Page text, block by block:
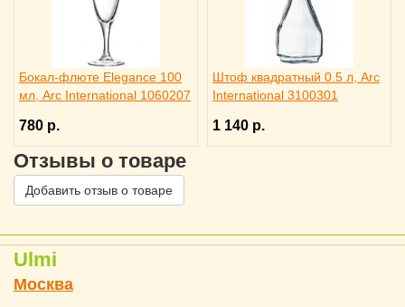
Бокал-флюте Elegance 100
мл, Arc International 1060207
780 р.
Штоф квадратный 0.5 л, Arc
International 3100301
1 140 р.
Отзывы о товаре
Добавить отзыв о товаре
Ulmi
Москва